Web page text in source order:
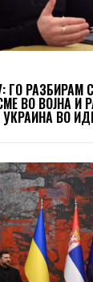
ГО РАЗБИРАМ
ВО ВОЈНА И
ВО